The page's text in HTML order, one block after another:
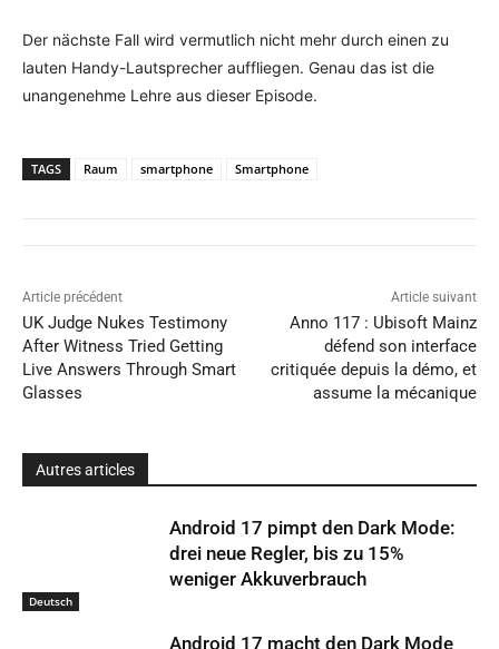
Der nächste Fall wird vermutlich nicht mehr durch einen zu
lauten Handy-Lautsprecher auffliegen. Genau das ist die
unangenehme Lehre aus dieser Episode.
TAGS Raum smartphone Smartphone
Article précédent
UK Judge Nukes Testimony
After Witness Tried Getting
Live Answers Through Smart
Glasses
Article suivant
Anno 117 : Ubisoft Mainz
défend son interface
critiquée depuis la démo, et
assume la mécanique
Autres articles
Deutsch
Android 17 pimpt den Dark Mode:
drei neue Regler, bis zu 15%
weniger Akkuverbrauch
Android 17 macht den Dark Mode